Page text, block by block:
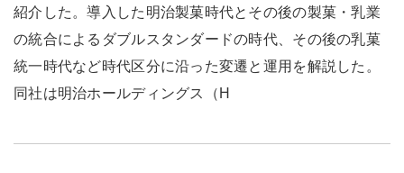
紹介した。導入した明治製菓時代とその後の製菓・乳業
の統合によるダブルスタンダードの時代、その後の乳菓
統一時代など時代区分に沿った変遷と運用を解説した。
同社は明治ホールディングス（H